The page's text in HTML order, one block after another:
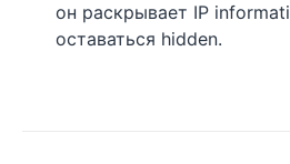
он раскрывает IP
оставаться hidden.